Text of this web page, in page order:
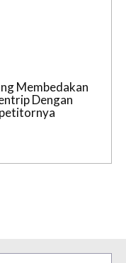
Membedakan
Dengan